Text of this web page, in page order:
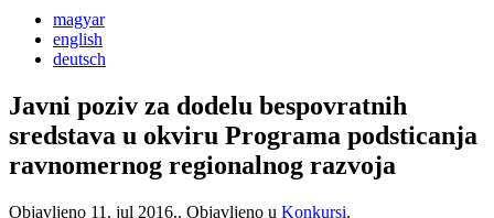
magyar
english
deutsch
Javni poziv za dodelu bespovratnih
sredstava u okviru Programa podsticanja
ravnomernog regionalnog razvoja
Objavljeno 11. jul 2016.. Objavljeno u Konkursi.